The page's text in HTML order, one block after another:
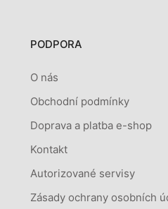
PODPORA
O nás
Obchodní podmínky
Doprava a platba e-shop
Kontakt
Autorizované servisy
Zásady ochrany osobních